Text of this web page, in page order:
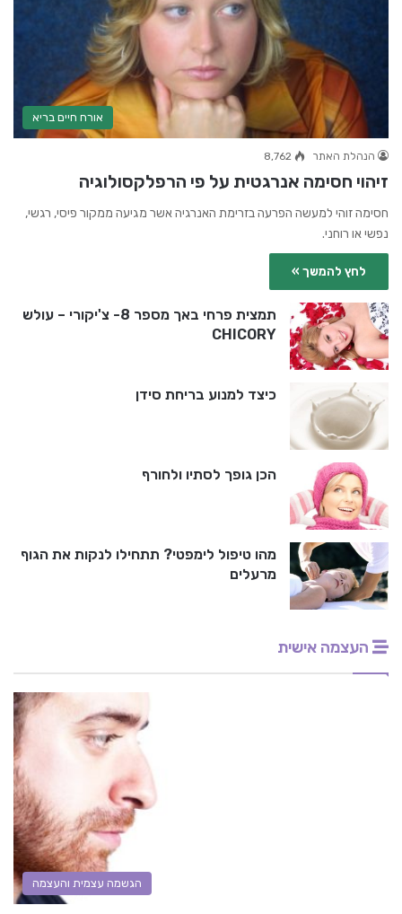
אורח חיים בריא
הנהלת האתר 8,762
זיהוי חסימה אנרגטית על פי הרפלקסולוגיה
חסימה זוהי למעשה הפרעה בזרימת האנרגיה אשר מגיעה ממקור פיסי, רגשי,
נפשי או רוחני.
לחץ להמשך »
תמצית פרחי באך מספר 8- צ'יקורי – עולש
CHICORY
כיצד למנוע בריחת סידן
הכן גופך לסתיו ולחורף
מהו טיפול לימפטי? תתחילו לנקות את הגוף
מרעלים
העצמה אישית
הגשמה עצמית והעצמה